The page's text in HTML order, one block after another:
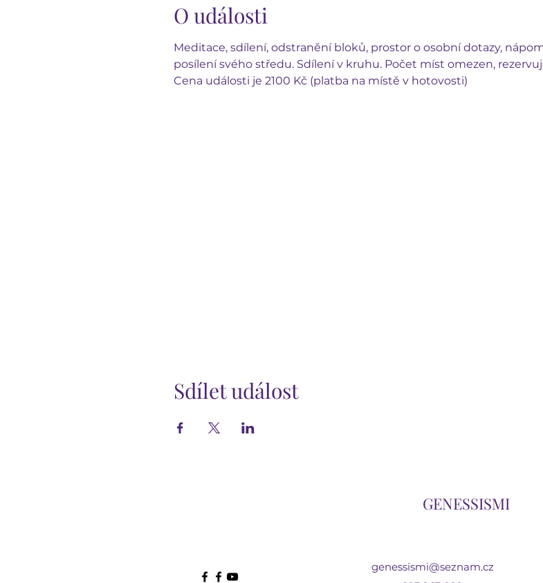
O události
Meditace, sdílení, odstranění bloků, prostor o osobní dotazy,
posílení svého středu. Sdílení v kruhu. Počet míst omezen,
Cena události je 2100 Kč (platba na místě v hotovosti)
Sdílet událost
GENESSISMI
genessismi@seznam.cz